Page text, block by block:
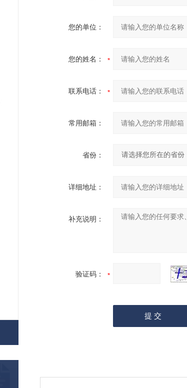
您的单位：
您的姓名：
联系电话：
常用邮箱：
省份：
详细地址：
补充说明：
验证码：